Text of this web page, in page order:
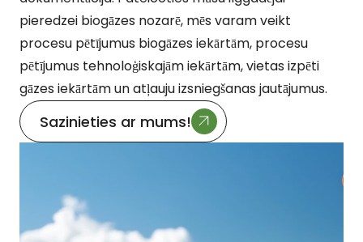
pieredzei biogāzes nozarē, mēs varam veikt
procesu pētījumus biogāzes iekārtām, procesu
pētījumus tehnoloģiskajām iekārtām, vietas izpēti
gāzes iekārtām un atļauju izsniegšanas jautājumus.
Sazinieties ar mums!